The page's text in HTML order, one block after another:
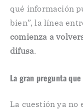
qué información
bien”, la línea
comienza a
difusa.
La gran pregunta
La cuestión ya no